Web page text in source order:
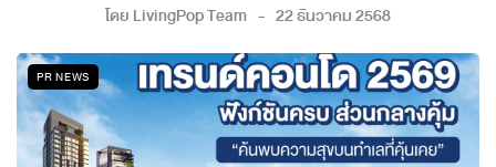
โดย LivingPop Team 22 ธันวาคม 2568
PR NEWS